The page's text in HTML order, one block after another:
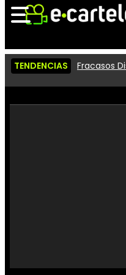
Vídeos
TENDENCIAS Fracasos